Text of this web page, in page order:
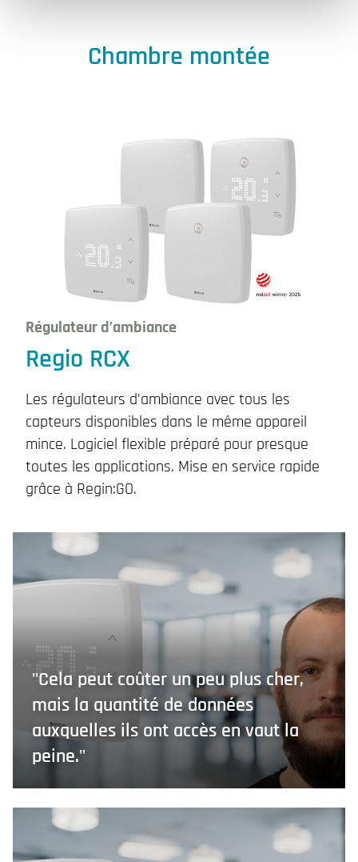
Chambre montée
Régulateur d’ambiance
Regio RCX
Les régulateurs d’ambiance avec tous les
capteurs disponibles dans le même appareil
mince. Logiciel flexible préparé pour presque
toutes les applications. Mise en service rapide
grâce à Regin:GO.
"Cela peut coûter un peu plus cher,
mais la quantité de données
auxquelles ils ont accès en vaut la
peine."